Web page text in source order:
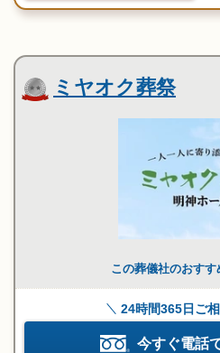
ミヤオク葬祭
この葬儀社のおすす
24時間365日ご
今すぐ電話